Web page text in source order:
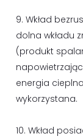
9. Wkład
dolna wkładu
(produkt
energia
wykorzystana.
10. Wkład